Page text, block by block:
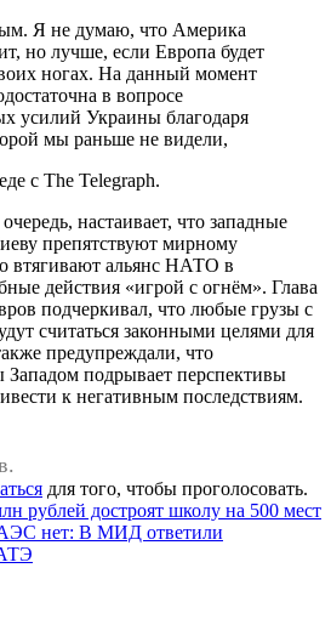
но лучше, если Европа будет
ногах. На данный момент
в вопросе
усилий Украины благодаря
мы раньше не видели,
с The Telegraph.
настаивает, что западные
препятствуют мирному
втягивают альянс НАТО в
действия «игрой с огнём». Глава
подчеркивал, что любые грузы с
считаться законными целями для
предупреждали, что
подрывает перспективы
к негативным последствиям.
для того, чтобы проголосовать.
рублей достроят школу на 500 мест
нет: В МИД ответили